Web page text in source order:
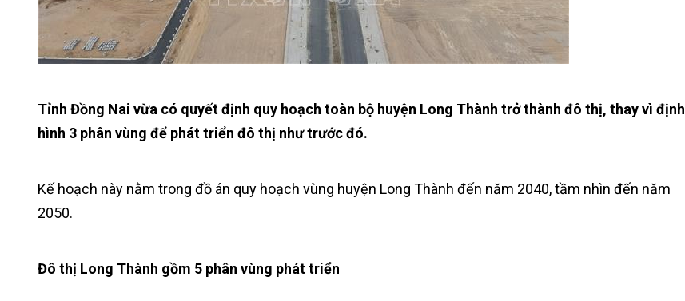
Tỉnh Đồng Nai vừa có quyết định quy hoạch toàn bộ huyện Long Thành trở thành đô thị, thay vì định
hình 3 phân vùng để phát triển đô thị như trước đó.
Kế hoạch này nằm trong đồ án quy hoạch vùng huyện Long Thành đến năm 2040, tầm nhìn đến năm
2050.
Đô thị Long Thành gồm 5 phân vùng phát triển